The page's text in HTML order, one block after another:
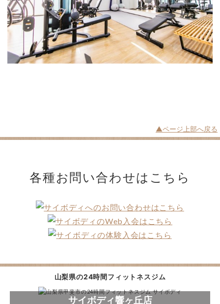
▲ページ上部へ戻る
各種お問い合わせは こちら
山梨県の24時間フィットネスジム
サイボディ響ヶ丘店